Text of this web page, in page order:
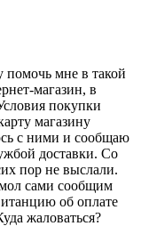
мне в такой
магазин, в
покупки
магазину
с ними и сообщаю
доставки. Со
пор не выслали.
сами сообщим
об оплате
жаловаться?